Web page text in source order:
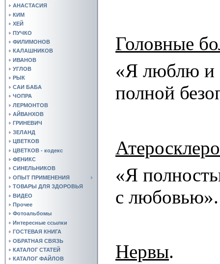
АНАСТАСИЯ
КИМ
ХЕЙ
ПУЧКО
ФИЛИМОНОВ
КАЛАШНИКОВ
ИВАНОВ
УГЛОВ
РЫК
САИ БАБА
ЧОПРА
ЛЕРМОНТОВ
АЙВАНХОВ
ГРИНЕВИЧ
ЗЕЛАНД
ЦВЕТКОВ
ЦВЕТКОВ - кодекс
ФЕНИКС
СИНЕЛЬНИКОВ
ОПЫТ ПРИМЕНЕНИЯ
ТОВАРЫ ДЛЯ ЗДОРОВЬЯ
ВИДЕО
Прочее
Фотоальбомы
Интересные ссылки
ГОСТЕВАЯ КНИГА
ОБРАТНАЯ СВЯЗЬ
КАТАЛОГ СТАТЕЙ
КАТАЛОГ ФАЙЛОВ
Головные
«Я люблю и
полной
«Я
с любовью».
Нервы.